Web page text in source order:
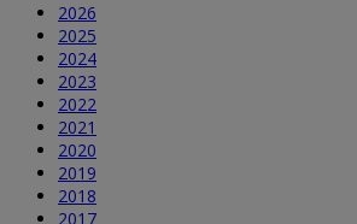
2026
2025
2024
2023
2022
2021
2020
2019
2018
2017